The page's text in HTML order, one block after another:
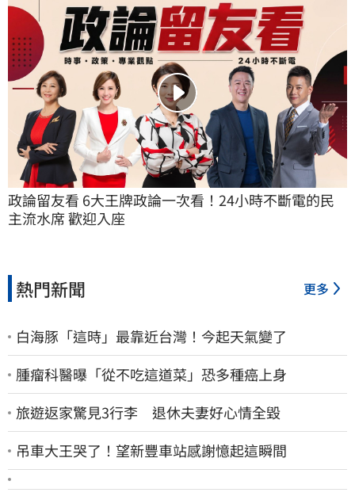
政論留友看 6大王牌政論一次看！24小時不斷電的民
主流水席 歡迎入座
熱門新聞 更多
白海豚「這時」最靠近台灣！今起天氣變了
腫瘤科醫曝「從不吃這道菜」恐多種癌上身
旅遊返家驚見3行李 退休夫妻好心情全毀
吊車大王哭了！望新豐車站感謝憶起這瞬間